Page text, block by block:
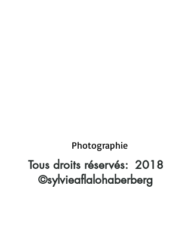
Photographie
Tous droits réservés: 2018
©sylvieaflalohaberberg